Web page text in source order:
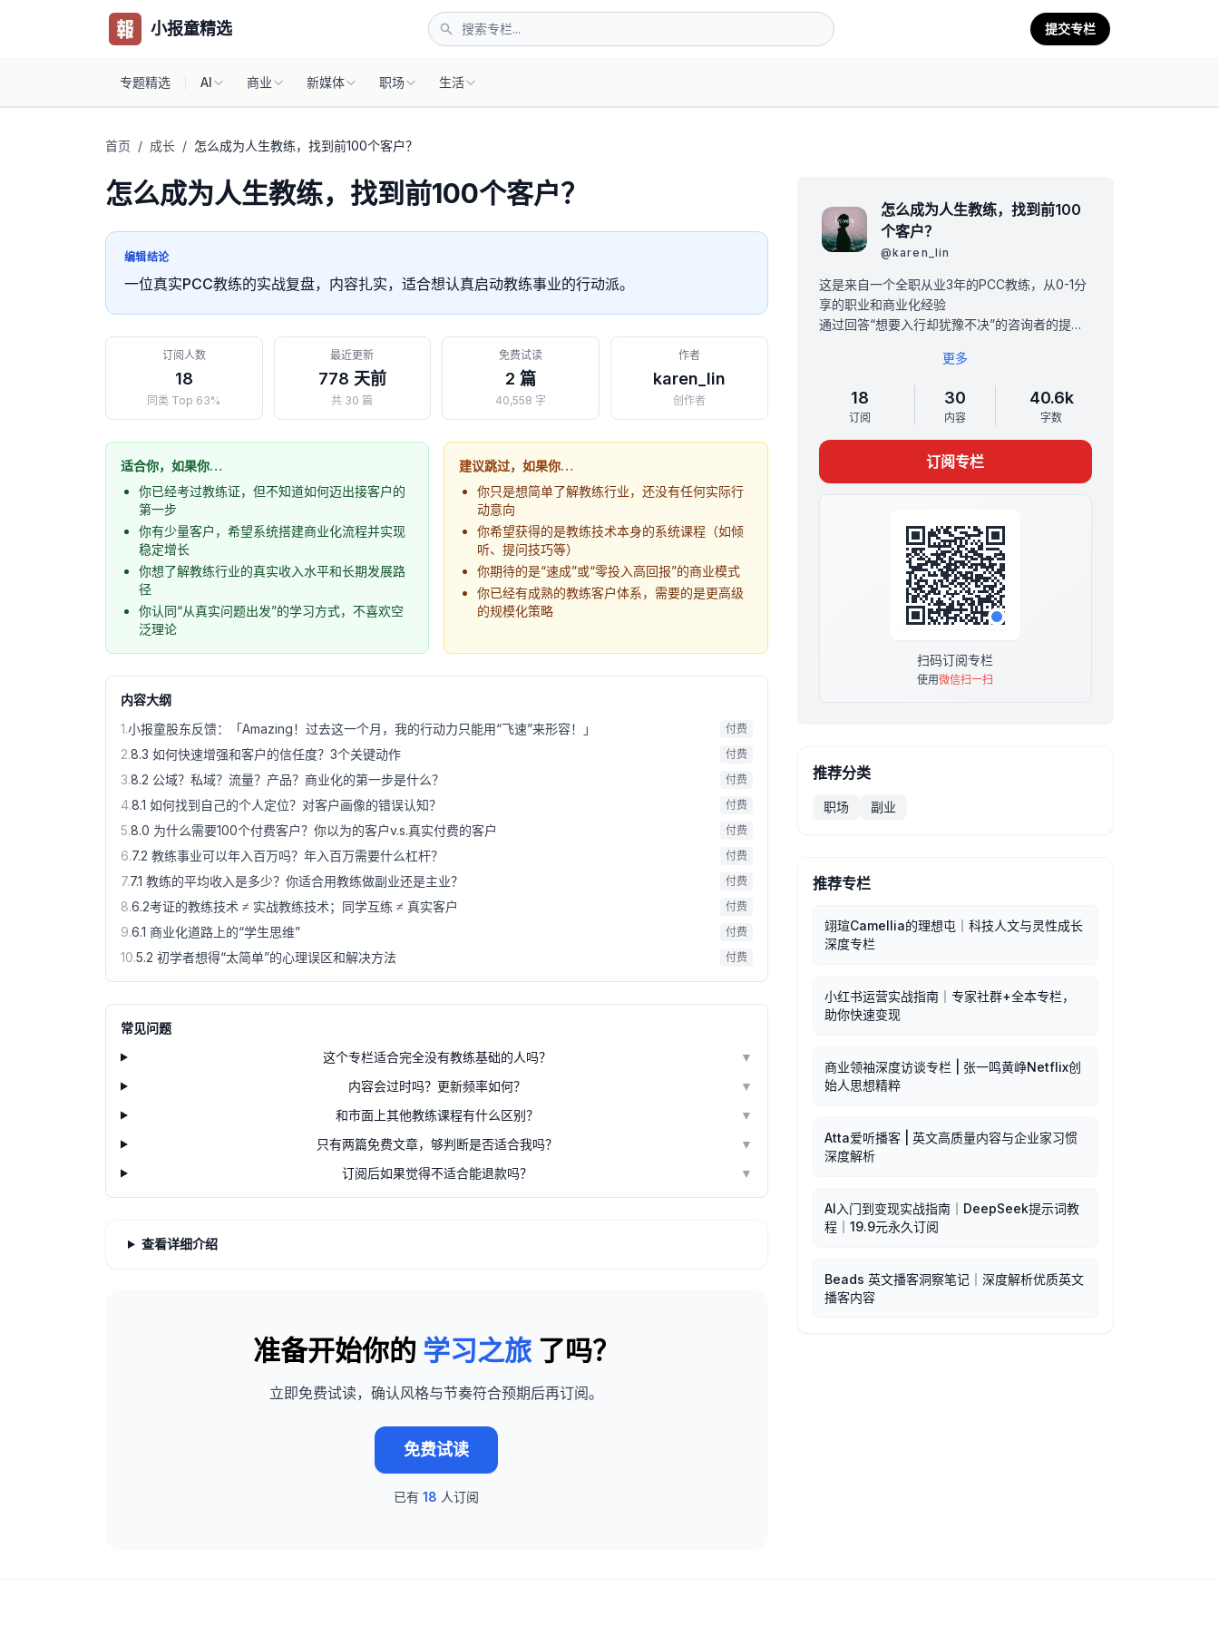
小报童精选 提交专栏
专题精选 AI 商业 新媒体 职场 生活
首页 / 成长 / 怎么成为人生教练，找到前100个客户？
怎么成为人生教练，找到前100个客户？
编辑结论
一位真实PCC教练的实战复盘，内容扎实，适合想认真启动教练事业的行动派。
订阅人数
18
同类 Top 63%
最近更新
778 天前
共 30 篇
免费试读
2 篇
40,558 字
作者
karen_lin
创作者
适合你，如果你…
你已经考过教练证，但不知道如何迈出接客户的
第一步
你有少量客户，希望系统搭建商业化流程并实现
稳定增长
你想了解教练行业的真实收入水平和长期发展路
径
你认同“从真实问题出发”的学习方式，不喜欢空
泛理论
建议跳过，如果你…
你只是想简单了解教练行业，还没有任何实际行
动意向
你希望获得的是教练技术本身的系统课程（如倾
听、提问技巧等）
你期待的是“速成”或“零投入高回报”的商业模式
你已经有成熟的教练客户体系，需要的是更高级
的规模化策略
内容大纲
1.小报童股东反馈：「Amazing！过去这一个月，我的行动力只能用“飞速”来形容！」 付费
2.8.3 如何快速增强和客户的信任度？3个关键动作 付费
3.8.2 公域？私域？流量？产品？商业化的第一步是什么？ 付费
4.8.1 如何找到自己的个人定位？对客户画像的错误认知？ 付费
5.8.0 为什么需要100个付费客户？你以为的客户v.s.真实付费的客户 付费
6.7.2 教练事业可以年入百万吗？年入百万需要什么杠杆？ 付费
7.7.1 教练的平均收入是多少？你适合用教练做副业还是主业？ 付费
8.6.2考证的教练技术 ≠ 实战教练技术；同学互练 ≠ 真实客户 付费
9.6.1 商业化道路上的“学生思维” 付费
10.5.2 初学者想得“太简单”的心理误区和解决方法 付费
常见问题
这个专栏适合完全没有教练基础的人吗？
▼
内容会过时吗？更新频率如何？
▼
和市面上其他教练课程有什么区别？
▼
只有两篇免费文章，够判断是否适合我吗？
▼
订阅后如果觉得不适合能退款吗？
▼
查看详细介绍
准备开始你的 学习之旅 了吗？
立即免费试读，确认风格与节奏符合预期后再订阅。
免费试读
已有18 人订阅
怎么成为人生教练，找到前100
个客户？
@karen_lin
这是来自一个全职从业3年的PCC教练，从0-1分
享的职业和商业化经验
通过回答“想要入行却犹豫不决”的咨询者的提
职业上，帮你找到适合自己的入门方式
商业化上，知道如何找到自己的前100个真实客
专栏主理：Karen
ICF认证PCC级别，职业转型教练
个案累计700h+（截止2023年底）
KCL硕士，8年多元文化工作&amp;amp;amp;管
理经验，30岁转型数字游民和个人创业
专栏限时买断价：199（内测中）
更多
18
订阅
30
内容
40.6k
字数
订阅专栏
扫码订阅专栏
使用微信扫一扫
推荐分类
职场 副业
推荐专栏
翊瑄Camellia的理想屯｜科技人文与灵性成长
深度专栏
小红书运营实战指南｜专家社群+全本专栏，
助你快速变现
商业领袖深度访谈专栏 | 张一鸣黄峥Netflix创
始人思想精粹
Atta爱听播客 | 英文高质量内容与企业家习惯
深度解析
AI入门到变现实战指南｜DeepSeek提示词教
程｜19.9元永久订阅
Beads 英文播客洞察笔记｜深度解析优质英文
播客内容